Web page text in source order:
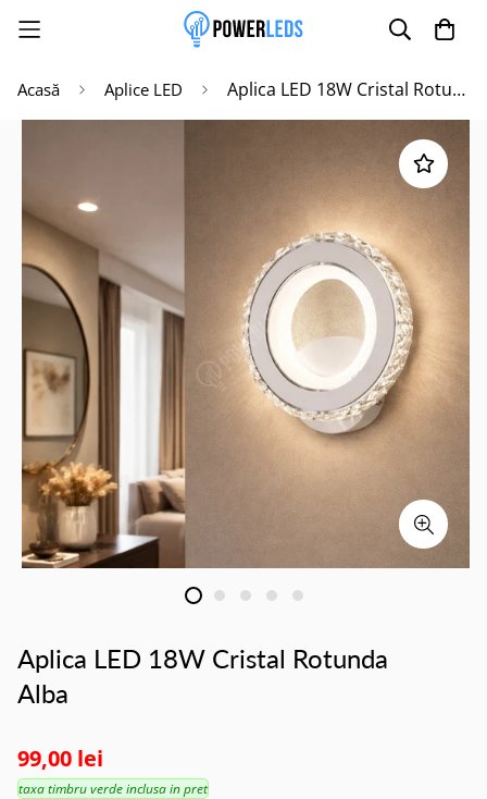
Acasă Aplice LED Aplica LED 18W Cristal Rotunda Alba
Aplica LED 18W Cristal Rotunda
Alba
99,00 lei
taxa timbru verde inclusa in pret